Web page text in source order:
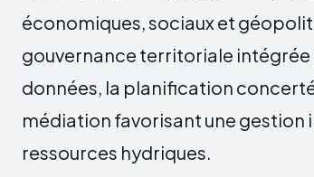
économiques, sociaux et
gouvernance territoriale intégrée
données, la planification
médiation favorisant une gestion
ressources hydriques.